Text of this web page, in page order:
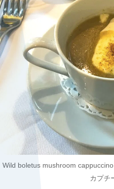
Wild boletus mushroom
カプチ